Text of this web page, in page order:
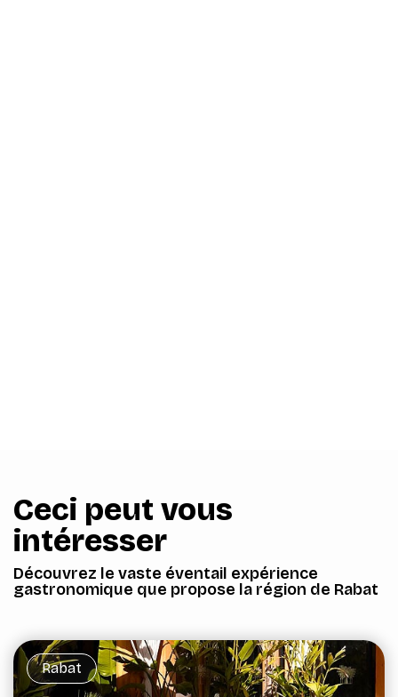
Ceci peut vous
intéresser
Découvrez le vaste éventail expérience
gastronomique que propose la région de Rabat
Rabat